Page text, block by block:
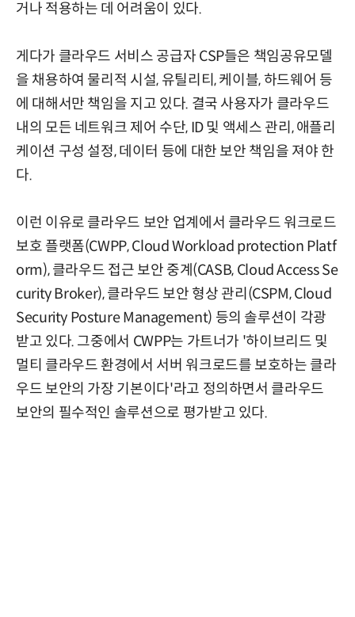
거나 적용하는 데 어려움이 있다.
게다가 클라우드 서비스 공급자 CSP들은 책임공유모델
을 채용하여 물리적 시설, 유틸리티, 케이블, 하드웨어 등
에 대해서만 책임을 지고 있다. 결국 사용자가 클라우드
내의 모든 네트워크 제어 수단, ID 및 액세스 관리, 애플리
케이션 구성 설정, 데이터 등에 대한 보안 책임을 져야 한
다.
이런 이유로 클라우드 보안 업계에서 클라우드 워크로드
보호 플랫폼(CWPP, Cloud Workload protection Platf
orm), 클라우드 접근 보안 중계(CASB, Cloud Access Se
curity Broker), 클라우드 보안 형상 관리(CSPM, Cloud
Security Posture Management) 등의 솔루션이 각광
받고 있다. 그중에서 CWPP는 가트너가 '하이브리드 및
멀티 클라우드 환경에서 서버 워크로드를 보호하는 클라
우드 보안의 가장 기본이다'라고 정의하면서 클라우드
보안의 필수적인 솔루션으로 평가받고 있다.